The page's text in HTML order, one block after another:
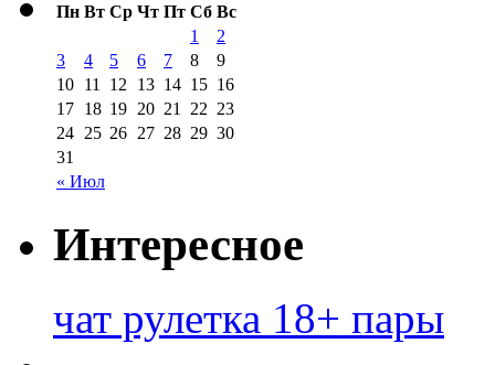
Пн Вт Ср Чт Пт Сб Вс
« Июл
1
2
3
4 5 6 7 8
9
10 11 12 13 14 15 16
17 18 19 20 21 22 23
24 25 26 27 28 29 30
31
Интересное
чат рулетка 18+ пары